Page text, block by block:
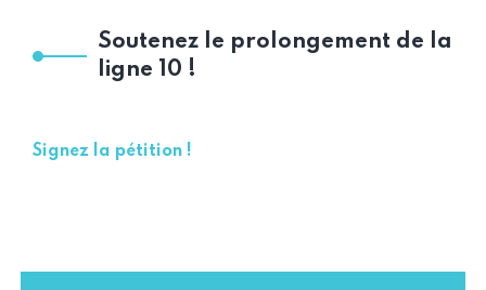
Soutenez le prolongement de la
ligne 10 !
Signez la pétition !